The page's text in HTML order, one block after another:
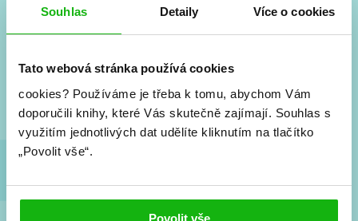
Souhlas Detaily Více o cookies
Tato webová stránka používá cookies
cookies? Používáme je třeba k tomu, abychom Vám
doporučili knihy, které Vás skutečně zajímají. Souhlas s
využitím jednotlivých dat udělíte kliknutím na tlačítko
„Povolit vše“.
Povolit vše
#HumbookNews
Nové knihy, co se chystá, kvízy, soutěže, autoři, filmové
a seriálové adaptace a další.